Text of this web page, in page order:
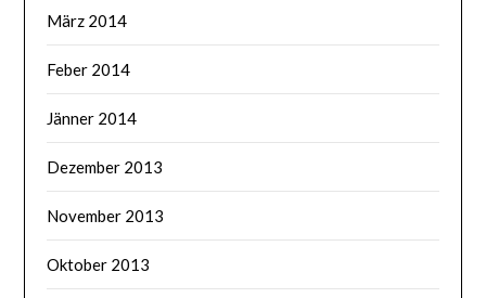
März 2014
Feber 2014
Jänner 2014
Dezember 2013
November 2013
Oktober 2013